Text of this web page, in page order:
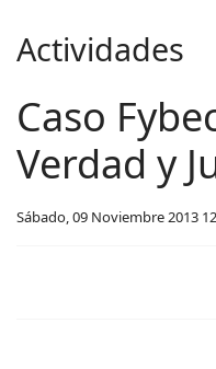
Actividades
Caso
Verdad y
Sábado, 09 Noviembre 2013